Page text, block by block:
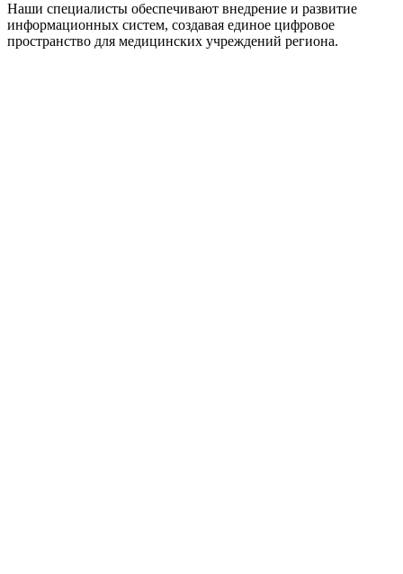
Наши специалисты обеспечивают внедрение и развитие
информационных систем, создавая единое цифровое
пространство для медицинских учреждений региона.